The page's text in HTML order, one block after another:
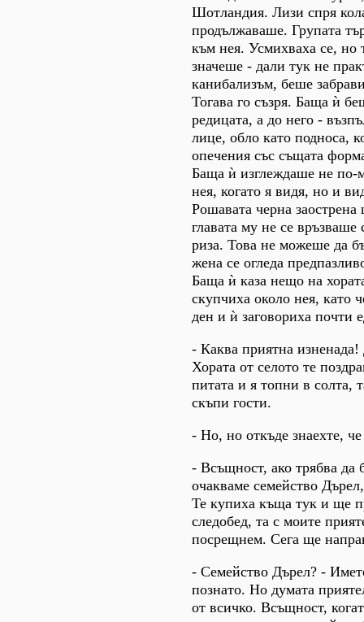
Шотландия. Лизи спря
продължаваше. Групата
към нея. Усмихваха се, но
значеше - дали тук не
канибализъм, беше
Тогава го съзря. Баща ѝ
редицата, а до него -
лице, обло като подноса,
опечения със същата
Баща ѝ изглеждаше не по-
нея, когато я видя, но и
Рошавата черна
главата му не се връзваше
риза. Това не можеше да
жена се огледа
Баща ѝ каза нещо на
скупчиха около нея, като
ден и ѝ заговориха почти
- Каква приятна
Хората от селото те
питата и я топни в солта,
скъпи гости.
- Но, но откъде знаехте,
- Всъщност, ако трябва да
очакваме семейство
Те купиха къща тук и ще
следобед, та с моите
посрещнем. Сега ще
- Семейство Дърел? -
познато. Но думата
от всичко. Всъщност,